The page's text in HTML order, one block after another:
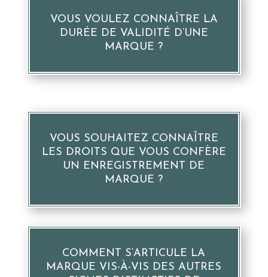
VOUS VOULEZ CONNAÎTRE LA
DURÉE DE VALIDITÉ D’UNE
MARQUE ?
VOUS SOUHAITEZ CONNAÎTRE
LES DROITS QUE VOUS CONFÈRE
UN ENREGISTREMENT DE
MARQUE ?
COMMENT S’ARTICULE LA
MARQUE VIS-À-VIS DES AUTRES